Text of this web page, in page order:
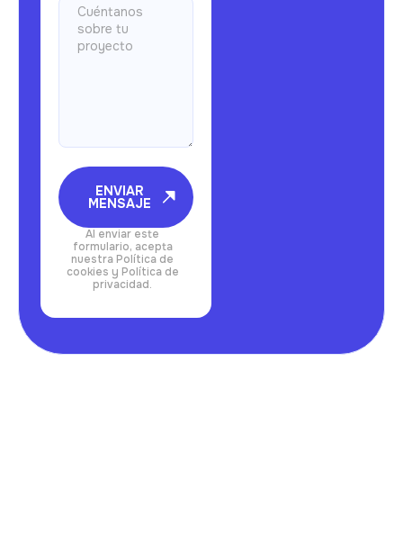
ENVIAR
MENSAJE
Al enviar este
formulario, acepta
nuestra Política de
cookies y Política de
privacidad.